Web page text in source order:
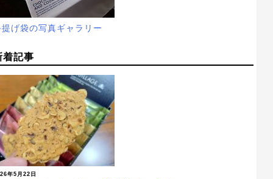
げ袋の写真ギャラリー
着記事
年5月22日